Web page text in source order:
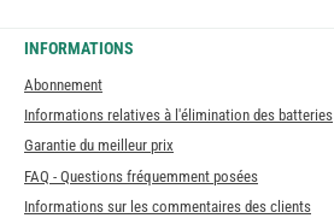
INFORMATIONS
Abonnement
Informations relatives à l'élimination des batteries
Garantie du meilleur prix
FAQ - Questions fréquemment posées
Informations sur les commentaires des clients